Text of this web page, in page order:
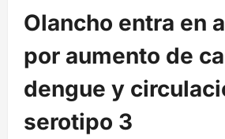
Olancho entra en
por aumento de
dengue y
serotipo 3